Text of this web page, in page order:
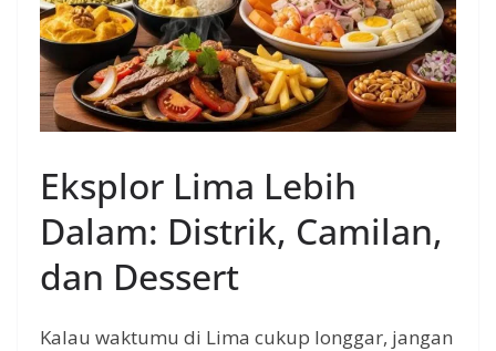
Eksplor Lima Lebih
Dalam: Distrik, Camilan,
dan Dessert
Kalau waktumu di Lima cukup longgar, jangan